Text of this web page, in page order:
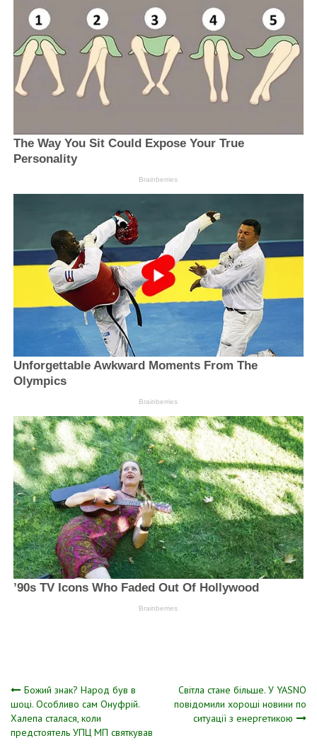
Навігація
записів
Божий знак? Народ був в
шоці. Особливо сам Онуфрій.
Халепа сталася, коли
предстоятель УПЦ МП святкував
Світла стане більше. У YASNO
повідомили хороші новини по
ситуації з енергетикою